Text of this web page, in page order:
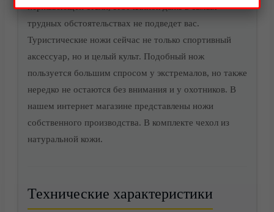
нержавеющей стали, этот клинок даже в самых
трудных обстоятельствах не подведет вас.
Туристические ножи сейчас не только спортивный
аксессуар, но и целый культ. Подобный нож
пользуется большим спросом у экстремалов, но также
нередко не остаются без внимания и у охотников. В
нашем интернет магазине представлены ножи
собственного производства. В комплекте чехол из
натуральной кожи.
Технические характеристики